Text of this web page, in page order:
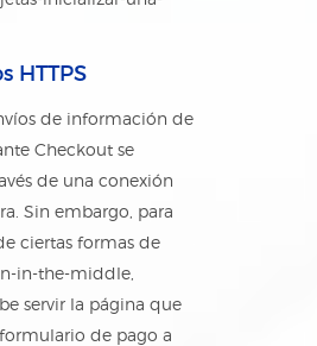
HTTPS
de información de
Checkout se
de una conexión
Sin embargo, para
ciertas formas de
in-the-middle,
servir la página que
de pago a